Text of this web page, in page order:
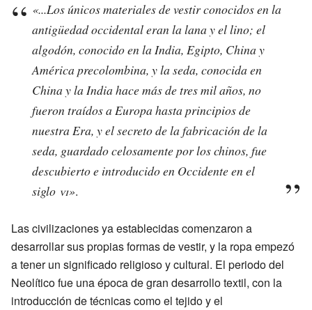
«...Los únicos materiales de vestir conocidos en la
antigüedad occidental eran la lana y el lino; el
algodón, conocido en la India, Egipto, China y
América precolombina, y la seda, conocida en
China y la India hace más de tres mil años, no
fueron traídos a Europa hasta principios de
nuestra Era, y el secreto de la fabricación de la
seda, guardado celosamente por los chinos, fue
descubierto e introducido en Occidente en el
siglo vi».
Las civilizaciones ya establecidas comenzaron a
desarrollar sus propias formas de vestir, y la ropa empezó
a tener un significado religioso y cultural. El periodo del
Neolítico fue una época de gran desarrollo textil, con la
introducción de técnicas como el tejido y el